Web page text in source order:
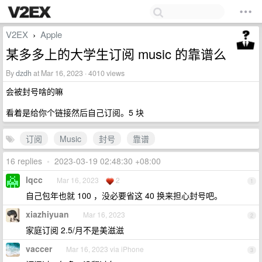
V2EX › Apple
某多多上的大学生订阅 music 的靠谱么
Bydzdh at Mar 16, 2023 · 4010 views
会被封号啥的嘛
看着是给你个链接然后自己订阅。5 块
订阅 Music 封号
靠谱
16 replies • 2023-03-19 02:48:30 +08:00
1
lqcc Mar 16, 2023 2
自己包年也就 100 ，没必要省这 40 换来担心封号吧。
2
xiazhiyuan Mar 16, 2023
家庭订阅 2.5/月不是美滋滋
3
vaccer Mar 16, 2023 via iPhone